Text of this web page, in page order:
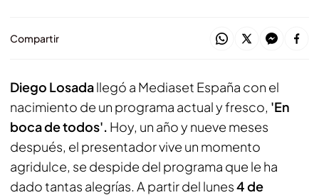
Compartir
Diego Losadallegó a Mediaset España con el
nacimiento de un programa actual y fresco, 'En
boca de todos'. Hoy, un año y nueve meses
después, el presentador vive un momento
agridulce, se despide del programa que le ha
dado tantas alegrías. A partir del lunes4 de